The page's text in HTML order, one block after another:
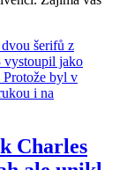
Charles